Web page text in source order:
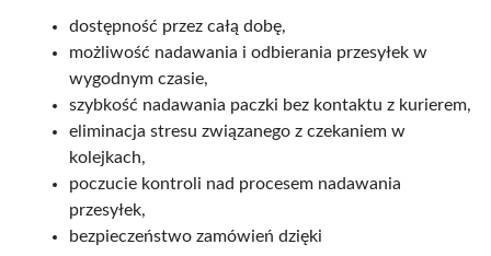
dostępność przez całą dobę,
możliwość nadawania i odbierania przesyłek w
wygodnym czasie,
szybkość nadawania paczki bez kontaktu z kurierem,
eliminacja stresu związanego z czekaniem w
kolejkach,
poczucie kontroli nad procesem nadawania
przesyłek,
bezpieczeństwo zamówień dzięki